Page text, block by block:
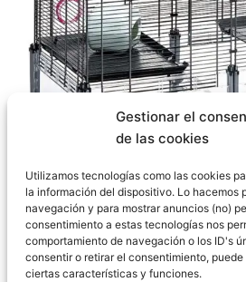
Gestionar el
de las cookies
Utilizamos tecnologías como las cookies
la información del dispositivo. Lo hacemos
navegación y para mostrar anuncios (no)
consentimiento a estas tecnologías nos
comportamiento de navegación o los ID's
consentir o retirar el consentimiento,
ciertas características y funciones.
Selección de jaulas para
comprar online – Las más